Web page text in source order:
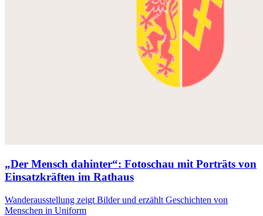
„Der Mensch dahinter“: Fotoschau mit Porträts von
Einsatzkräften im Rathaus
Wanderausstellung zeigt Bilder und erzählt Geschichten von
Menschen in Uniform